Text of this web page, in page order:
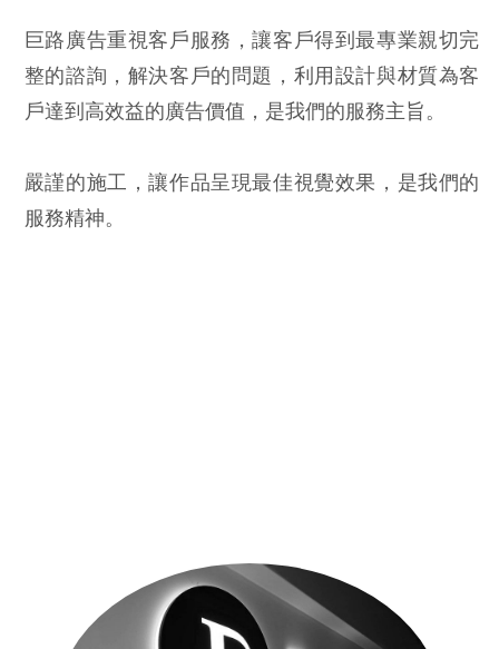
巨路廣告重視客戶服務，讓客戶得到最專業親切完
整的諮詢，解決客戶的問題，利用設計與材質為客
戶達到高效益的廣告價值，是我們的服務主旨。
嚴謹的施工，讓作品呈現最佳視覺效果，是我們的
服務精神。